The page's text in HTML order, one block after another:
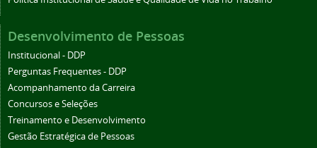
Desenvolvimento de Pessoas
Institucional - DDP
Perguntas Frequentes - DDP
Acompanhamento da Carreira
Concursos e Seleções
Treinamento e Desenvolvimento
Gestão Estratégica de Pessoas